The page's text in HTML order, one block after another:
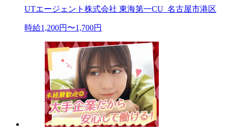
UTエージェント株式会社 東海第一CU_名古屋市港区
時給1,200円〜1,700円